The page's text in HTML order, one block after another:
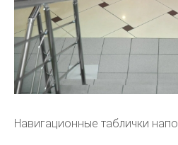
Навигационные таблички